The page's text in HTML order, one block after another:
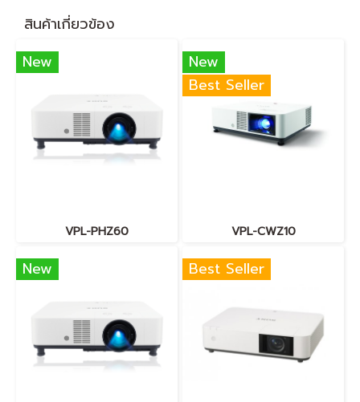
สินค้าเกี่ยวข้อง
New
VPL-PHZ60
New
Best Seller
VPL-CWZ10
New Best Seller